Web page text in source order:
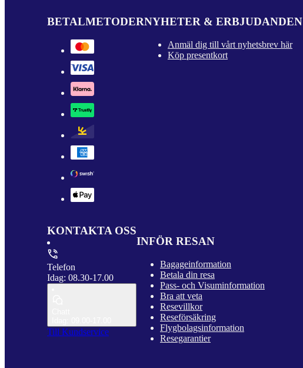
BETALMETODERNYHETER & ERBJUDANDEN
Anmäl dig till vårt nyhetsbrev här
Köp presentkort
KONTAKTA OSS
Telefon
Idag: 08.30-17.00
Till Kundservice
INFÖR RESAN
Bagageinformation
Betala din resa
Pass- och Visuminformation
Bra att veta
Resevillkor
Reseförsäkring
Flygbolagsinformation
Resegarantier